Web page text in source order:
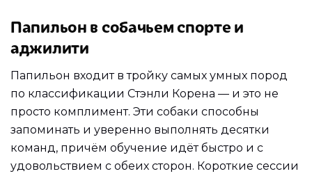
Папильон в собачьем спорте и
аджилити
Папильон входит в тройку самых умных пород
по классификации Стэнли Корена — и это не
просто комплимент. Эти собаки способны
запоминать и уверенно выполнять десятки
команд, причём обучение идёт быстро и с
удовольствием с обеих сторон. Короткие сессии